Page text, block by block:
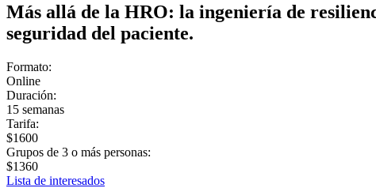
Más allá de la HRO: la ingeniería de
seguridad del paciente.
Formato:
Online
Duración:
15 semanas
Tarifa:
$1600
Grupos de 3 o más personas:
$1360
Lista de interesados